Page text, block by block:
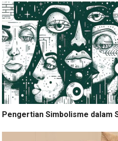
Pengertian Simbolisme dalam